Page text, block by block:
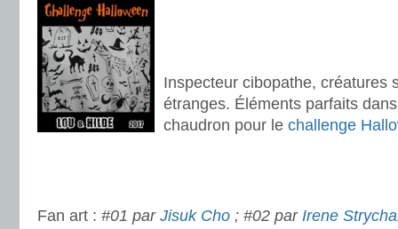
Inspecteur cibopathe, créatures
étranges. Éléments parfaits
chaudron pour le challenge
Fan art : #01 par Jisuk Cho ; #02 par Irene